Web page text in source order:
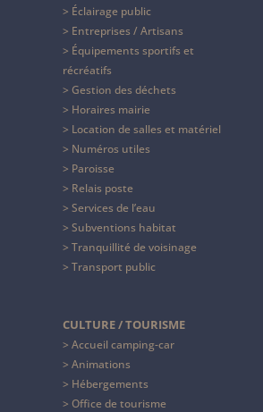
Éclairage public
Entreprises / Artisans
Équipements sportifs et
récréatifs
Gestion des déchets
Horaires mairie
Location de salles et matériel
Numéros utiles
Paroisse
Relais poste
Services de l’eau
Subventions habitat
Tranquillité de voisinage
Transport public
CULTURE / TOURISME
Accueil camping-car
Animations
Hébergements
Office de tourisme